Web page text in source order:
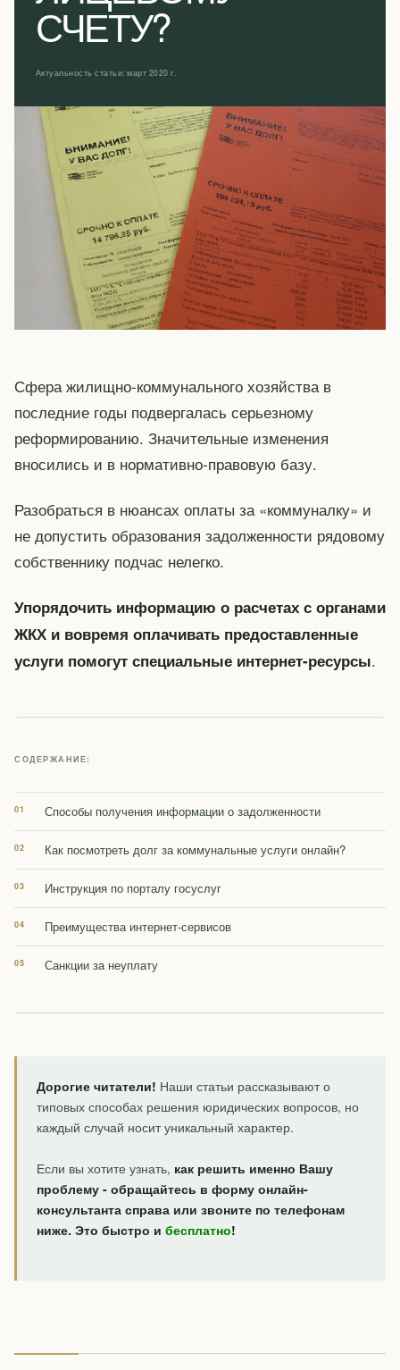
СЧЕТУ?
Актуальность статьи: март 2020 г.
Сфера жилищно-коммунального хозяйства в
последние годы подвергалась серьезному
реформированию. Значительные изменения
вносились и в нормативно-правовую базу.
Разобраться в нюансах оплаты за «коммуналку» и
не допустить образования задолженности рядовому
собственнику подчас нелегко.
Упорядочить информацию о расчетах с органами
ЖКХ и вовремя оплачивать предоставленные
услуги помогут специальные интернет-ресурсы.
СОДЕРЖАНИЕ:
Способы получения информации о задолженности
Как посмотреть долг за коммунальные услуги онлайн?
Инструкция по порталу госуслуг
Преимущества интернет-сервисов
Санкции за неуплату
Дорогие читатели! Наши статьи рассказывают о
типовых способах решения юридических вопросов, но
каждый случай носит уникальный характер.
Если вы хотите узнать, как решить именно Вашу
проблему - обращайтесь в форму онлайн-
консультанта справа или звоните по телефонам
ниже. Это быстро и бесплатно!